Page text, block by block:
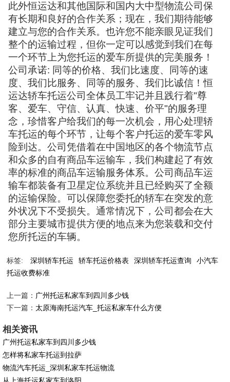
此外恒运达和其他国际和国内大中型物流公司保
有长期和良好的合作关系；现在，我们期待能够
建立与您的合作关系。也许您不能亲眼见证我们
整个的运输过程，但你一定可以感觉到我们在每
一个环节上为您托运的爱车所提供的完美服务！
公司承诺: 同等的价格、我们比速度、同等的速
度、我们比服务、同等的服务、我们比诚信！恒
运达轿车托运公司全体员工牢记并且践行着"尊
客、爱车、守信、认真、快速、价平"的服务理
念，珍惜客户给我们的每一次机会，用心处理轿
车托运的每个环节，让每个客户托运的爱车零风
险到达。公司凭借着在中国地区的各个物流节点
和众多的自有商品车运输车，我们构建起了有效
率的标准的商品车运输服务体系。公司商品车运
输车都装备有卫星定位系统并且已经购买了全额
的运输保险。可以保障您委托的轿车在突发的意
外状况下不受损失。通常情况下，公司都会在大
部分主要城市提供方便的地点来为您装载和交付
您所托运的车辆。
标签: 深圳轿车托运 轿车托运价格表 深圳轿车托运查询
小汽车
托运收费标准
上一篇： 广州托运私家车到四川多少钱
下一篇： 太原海南托运汽车_托运私家车什么方便
相关资讯
广州托运私家车到四川多少钱
怎样将私家车托运到拉萨
物流汽车托运_深圳私家车托运物流